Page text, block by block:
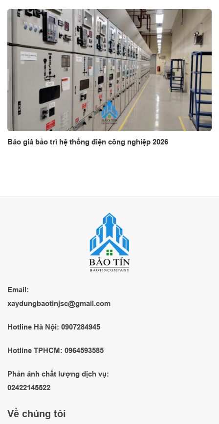
Báo giá bảo trì hệ thống điện công nghiệp 2026
Email:
xaydungbaotinjsc@gmail.com
Hotline Hà Nội: 0907284945
Hotline TPHCM: 0964593585
Phản ánh chất lượng dịch vụ:
02422145522
Về chúng tôi